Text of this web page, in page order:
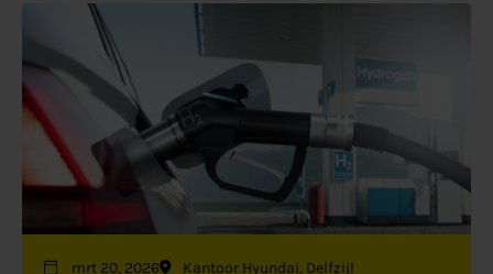
mrt 20, 2026 Kantoor Hyundai, Delfzijl